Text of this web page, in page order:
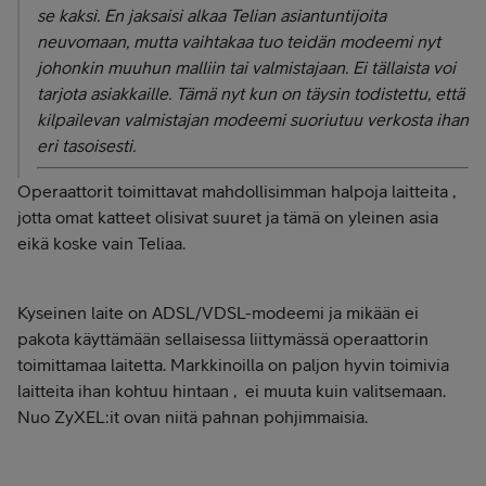
se kaksi. En jaksaisi alkaa Telian asiantuntijoita
neuvomaan, mutta vaihtakaa tuo teidän modeemi nyt
johonkin muuhun malliin tai valmistajaan. Ei tällaista voi
tarjota asiakkaille. Tämä nyt kun on täysin todistettu, että
kilpailevan valmistajan modeemi suoriutuu verkosta ihan
eri tasoisesti.
Operaattorit toimittavat mahdollisimman halpoja laitteita ,
jotta omat katteet olisivat suuret ja tämä on yleinen asia
eikä koske vain Teliaa.
Kyseinen laite on ADSL/VDSL-modeemi ja mikään ei
pakota käyttämään sellaisessa liittymässä operaattorin
toimittamaa laitetta. Markkinoilla on paljon hyvin toimivia
laitteita ihan kohtuu hintaan , ei muuta kuin valitsemaan.
Nuo ZyXEL:it ovan niitä pahnan pohjimmaisia.